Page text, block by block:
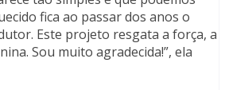
fica ao passar dos anos o
Este projeto resgata a força, a
Sou muito agradecida!”, ela